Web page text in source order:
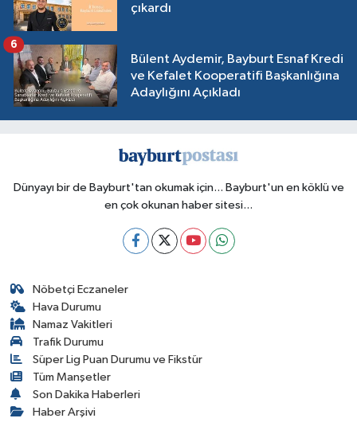
çıkardı
Bülent Aydemir, Bayburt Esnaf Kredi
ve Kefalet Kooperatifi Başkanlığına
Adaylığını Açıkladı
6
Dünyayı bir de Bayburt'tan okumak için... Bayburt'un en köklü ve
en çok okunan haber sitesi...
Nöbetçi Eczaneler
Hava Durumu
Namaz Vakitleri
Trafik Durumu
Süper Lig Puan Durumu ve Fikstür
Tüm Manşetler
Son Dakika Haberleri
Haber Arşivi